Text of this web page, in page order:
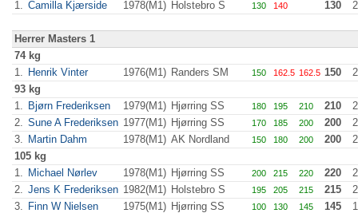
1. Camilla Kjærside 1978(M1) Holstebro S 130 140 130
Herrer Masters 1
74 kg
1. Henrik Vinter 1976(M1) Randers SM 150 162.5 162.5 150
93 kg
1. Bjørn Frederiksen 1979(M1) Hjørring SS 180 195 210 210
2. Sune A Frederiksen 1977(M1) Hjørring SS 170 185 200 200
3. Martin Dahm 1978(M1) AK Nordland 150 180 200 200
105 kg
1. Michael Nørlev 1978(M1) Hjørring SS 200 215 220 220
2. Jens K Frederiksen 1982(M1) Holstebro S 195 205 215 215
3. Finn W Nielsen 1975(M1) Hjørring SS 100 130 145 145